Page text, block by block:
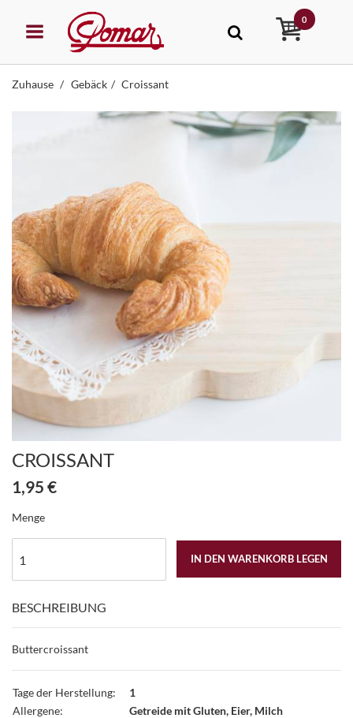
0
Zuhause Gebäck Croissant
CROISSANT
1,95 €
Menge
IN DEN WARENKORB LEGEN
BESCHREIBUNG
Buttercroissant
Tage der Herstellung:
1
Allergene:
Getreide mit Gluten, Eier, Milch